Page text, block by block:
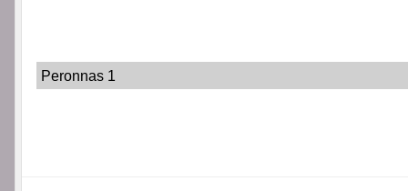
Peronnas 1